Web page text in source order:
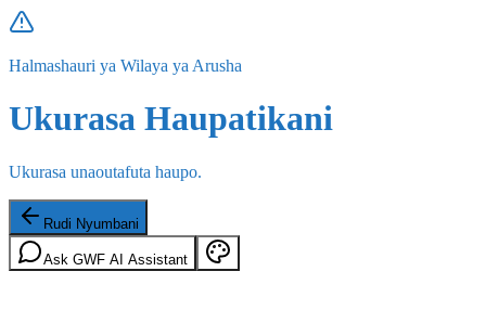
Halmashauri ya Wilaya ya Arusha
Ukurasa Haupatikani
Ukurasa unaoutafuta haupo.
Rudi Nyumbani
Ask GWF AI Assistant